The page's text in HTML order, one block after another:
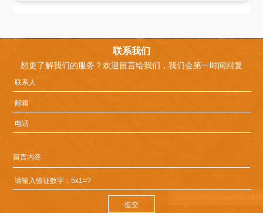
联系我们
想更了解我们的服务？欢迎留言给我们，我们会第一时间回复
提交
登
录
消
定